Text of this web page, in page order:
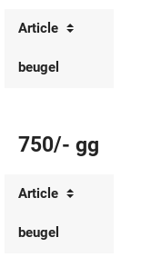
Article
beugel
750/- gg
Article
beugel